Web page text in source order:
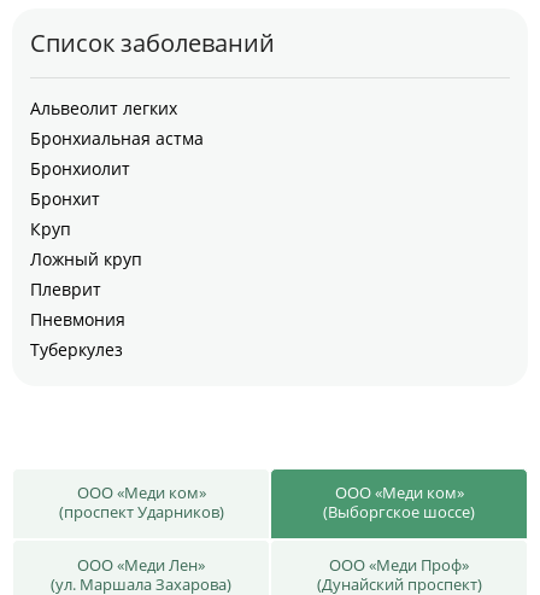
Список заболеваний
Альвеолит легких
Бронхиальная астма
Бронхиолит
Бронхит
Круп
Ложный круп
Плеврит
Пневмония
Туберкулез
ООО «Меди ком»
(проспект Ударников)
ООО «Меди ком»
(Выборгское шоссе)
ООО «Меди Лен»
(ул. Маршала Захарова)
ООО «Меди Проф»
(Дунайский проспект)